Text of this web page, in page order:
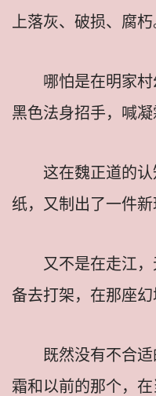
上落灰、破损、腐朽
哪怕是在明家
黑色法身招手，喊
这在魏正道的
纸，又制出了一件新
又不是在走江
备去打架，在那座幻
既然没有不合
霜和以前的那个，在